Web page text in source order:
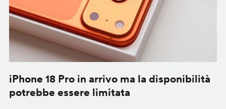
iPhone 18 Pro in arrivo ma la disponibilità
potrebbe essere limitata